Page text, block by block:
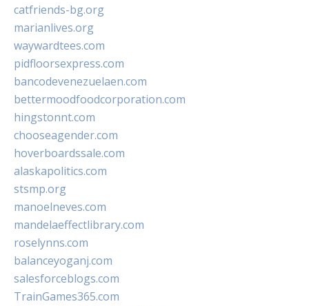
catfriends-bg.org
marianlives.org
waywardtees.com
pidfloorsexpress.com
bancodevenezuelaen.com
bettermoodfoodcorporation.com
hingstonnt.com
chooseagender.com
hoverboardssale.com
alaskapolitics.com
stsmp.org
manoelneves.com
mandelaeffectlibrary.com
roselynns.com
balanceyoganj.com
salesforceblogs.com
TrainGames365.com